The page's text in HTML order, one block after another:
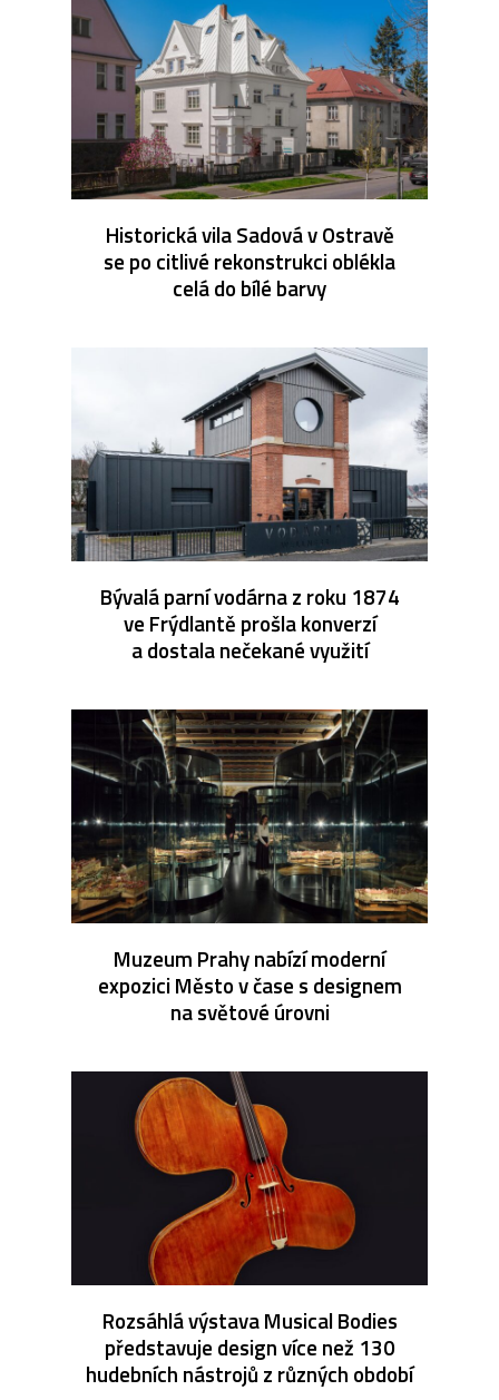
Historická vila Sadová v Ostravě
se po citlivé rekonstrukci oblékla
celá do bílé barvy
Bývalá parní vodárna z roku 1874
ve Frýdlantě prošla konverzí
a dostala nečekané využití
Muzeum Prahy nabízí moderní
expozici Město v čase s designem
na světové úrovni
Rozsáhlá výstava Musical Bodies
představuje design více než 130
hudebních nástrojů z různých období